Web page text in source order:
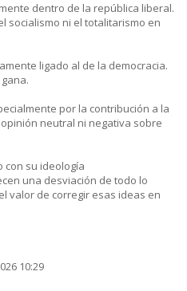
dentro de la república liberal.
socialismo ni el totalitarismo en
ligado al de la democracia.
por la contribución a la
neutral ni negativa sobre
con su ideología
una desviación de todo lo
valor de corregir esas ideas en
10:29